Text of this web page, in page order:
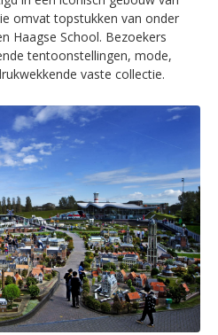
omvat topstukken van onder
Haagse School. Bezoekers
tentoonstellingen, mode,
vaste collectie.